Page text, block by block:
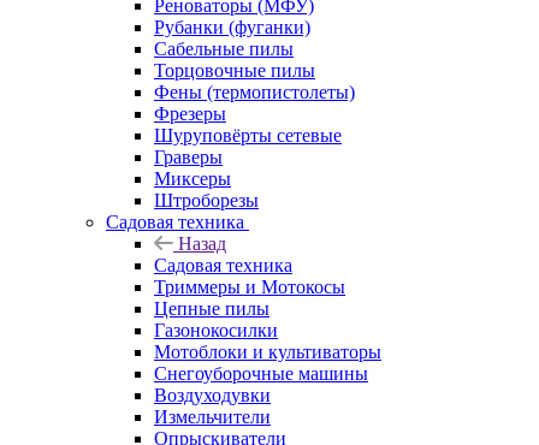
Реноваторы (МФУ)
Рубанки (фуганки)
Сабельные пилы
Торцовочные пилы
Фены (термопистолеты)
Фрезеры
Шуруповёрты сетевые
Граверы
Миксеры
Штроборезы
Садовая техника
Назад
Садовая техника
Триммеры и Мотокосы
Цепные пилы
Газонокосилки
Мотоблоки и культиваторы
Снегоуборочные машины
Воздуходувки
Измельчители
Опрыскиватели